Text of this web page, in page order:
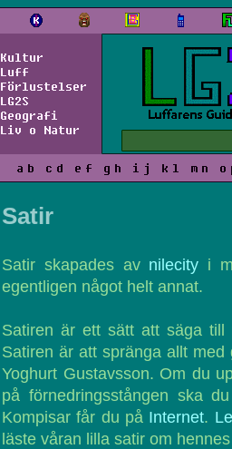
Kultur
Luff
Förlustelser
LG2S
Geografi
Liv o Natur
a b c d e f g h i j k l m n o
Satir
Satir skapades av nilecity i
egentligen något helt annat.
Satiren är ett sätt att säga
Satiren är att spränga allt
Yoghurt Gustavsson. Om du
på förnedringsstången ska
Kompisar får du på Internet.
läste våran lilla satir om